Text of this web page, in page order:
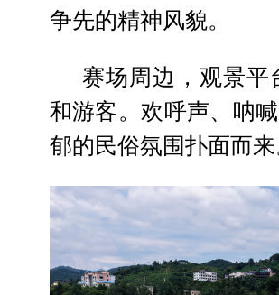
争先的精神风貌。
赛场周边，观景平
和游客。欢呼声、呐
郁的民俗氛围扑面而